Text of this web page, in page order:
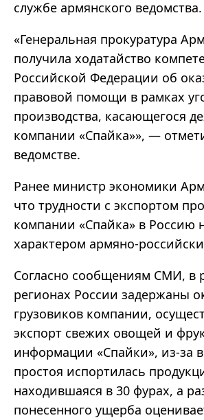
службе армянского ведомства.
«Генеральная прокуратура
получила ходатайство
Российской Федерации об
правовой помощи в рамках
производства, касающегося
компании «Спайка»», —
ведомстве.
Ранее министр экономики
что трудности с экспортом
компании «Спайка» в Россию
характером армяно-
Согласно сообщениям СМИ, в
регионах России задержаны
грузовиков компании,
экспорт свежих овощей и
информации «Спайки», из-за
простоя испортилась
находившаяся в 30 фурах, а
понесенного ущерба